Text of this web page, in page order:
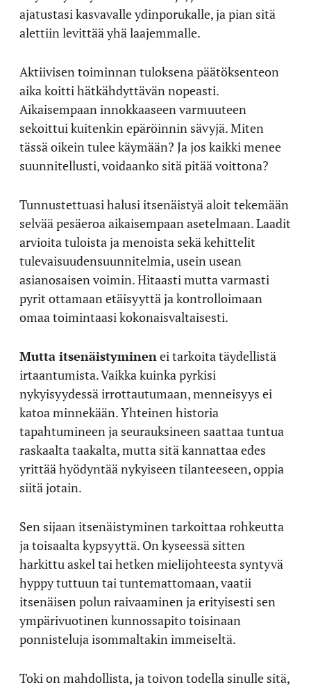
ajatustasi kasvavalle ydinporukalle, ja pian sitä
alettiin levittää yhä laajemmalle.
Aktiivisen toiminnan tuloksena päätöksenteon
aika koitti hätkähdyttävän nopeasti.
Aikaisempaan innokkaaseen varmuuteen
sekoittui kuitenkin epäröinnin sävyjä. Miten
tässä oikein tulee käymään? Ja jos kaikki menee
suunnitellusti, voidaanko sitä pitää voittona?
Tunnustettuasi halusi itsenäistyä aloit tekemään
selvää pesäeroa aikaisempaan asetelmaan. Laadit
arvioita tuloista ja menoista sekä kehittelit
tulevaisuudensuunnitelmia, usein usean
asianosaisen voimin. Hitaasti mutta varmasti
pyrit ottamaan etäisyyttä ja kontrolloimaan
omaa toimintaasi kokonaisvaltaisesti.
Mutta itsenäistyminen ei tarkoita täydellistä
irtaantumista. Vaikka kuinka pyrkisi
nykyisyydessä irrottautumaan, menneisyys ei
katoa minnekään. Yhteinen historia
tapahtumineen ja seurauksineen saattaa tuntua
raskaalta taakalta, mutta sitä kannattaa edes
yrittää hyödyntää nykyiseen tilanteeseen, oppia
siitä jotain.
Sen sijaan itsenäistyminen tarkoittaa rohkeutta
ja toisaalta kypsyyttä. On kyseessä sitten
harkittu askel tai hetken mielijohteesta syntyvä
hyppy tuttuun tai tuntemattomaan, vaatii
itsenäisen polun raivaaminen ja erityisesti sen
ympärivuotinen kunnossapito toisinaan
ponnisteluja isommaltakin immeiseltä.
Toki on mahdollista, ja toivon todella sinulle sitä,